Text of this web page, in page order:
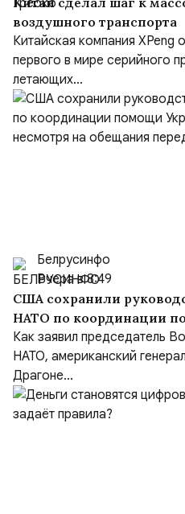
воздушного транспорта
Китайская компания XPeng
первого в мире серийного
летающих...
Белрусинфо
Вчера в 8:49
США сохранили
НАТО по координации
(NSATU), несмотря на
функции Европе
Как заявил председатель
НАТО, американский
Драгоне...